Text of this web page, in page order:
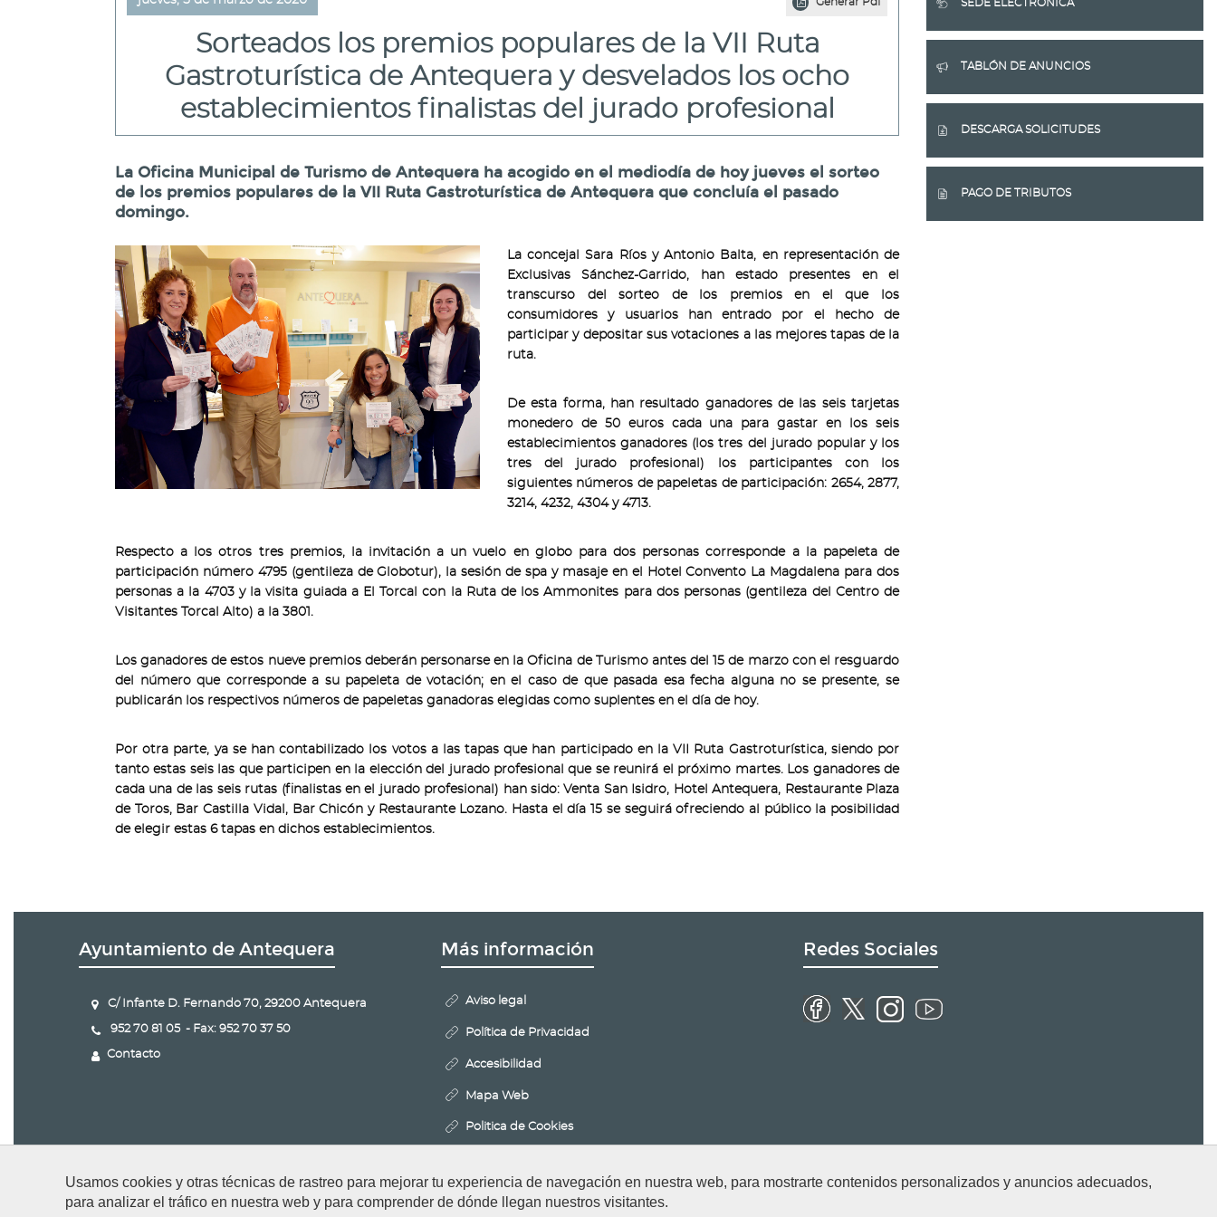
Usamos cookies y otras técnicas de rastreo para mejorar tu experiencia de navegación en nuestra web, para mostrarte contenidos personalizados y anuncios adecuados,
para analizar el tráfico en nuestra web y para comprender de dónde llegan nuestros visitantes.
Sorteados los premios populares de la VII Ruta
Gastroturística de Antequera y desvelados los ocho
establecimientos finalistas del jurado profesional
La Oficina Municipal de Turismo de Antequera ha acogido en el mediodía de hoy jueves el sorteo
de los premios populares de la VII Ruta Gastroturística de Antequera que concluía el pasado
domingo.
La concejal Sara Ríos y Antonio Balta, en representación de
Exclusivas Sánchez-Garrido, han estado presentes en el
transcurso del sorteo de los premios en el que los
consumidores y usuarios han entrado por el hecho de
participar y depositar sus votaciones a las mejores tapas de la
ruta.
De esta forma, han resultado ganadores de las seis tarjetas
monedero de 50 euros cada una para gastar en los seis
establecimientos ganadores (los tres del jurado popular y los
tres del jurado profesional) los participantes con los
siguientes números de papeletas de participación: 2654, 2877,
3214, 4232, 4304 y 4713.
Respecto a los otros tres premios, la invitación a un vuelo en globo para dos personas corresponde a la papeleta de
participación número 4795 (gentileza de Globotur), la sesión de spa y masaje en el Hotel Convento La Magdalena para dos
personas a la 4703 y la visita guiada a El Torcal con la Ruta de los Ammonites para dos personas (gentileza del Centro de
Visitantes Torcal Alto) a la 3801.
Los ganadores de estos nueve premios deberán personarse en la Oficina de Turismo antes del 15 de marzo con el resguardo
del número que corresponde a su papeleta de votación; en el caso de que pasada esa fecha alguna no se presente, se
publicarán los respectivos números de papeletas ganadoras elegidas como suplentes en el día de hoy.
Por otra parte, ya se han contabilizado los votos a las tapas que han participado en la VII Ruta Gastroturística, siendo por
tanto estas seis las que participen en la elección del jurado profesional que se reunirá el próximo martes. Los ganadores de
cada una de las seis rutas (finalistas en el jurado profesional) han sido: Venta San Isidro, Hotel Antequera, Restaurante Plaza
de Toros, Bar Castilla Vidal, Bar Chicón y Restaurante Lozano. Hasta el día 15 se seguirá ofreciendo al público la posibilidad
de elegir estas 6 tapas en dichos establecimientos.
SEDE ELECTRÓNICA
TABLÓN DE ANUNCIOS
DESCARGA SOLICITUDES
PAGO DE TRIBUTOS
Ayuntamiento de Antequera
C/ Infante D. Fernando 70, 29200 Antequera
952 70 81 05 - Fax: 952 70 37 50
Contacto
Más información
Aviso legal
Política de Privacidad
Accesibilidad
Mapa Web
Politica de Cookies
Redes Sociales